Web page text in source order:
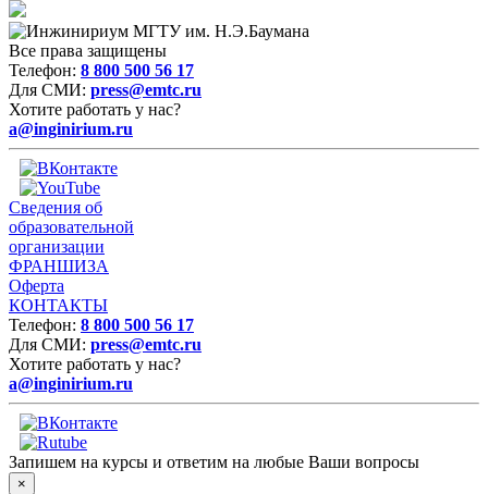
Все права защищены
Телефон: 8 800 500 56 17
Для СМИ: press@emtc.ru
Хотите работать у нас?
a@inginirium.ru
Сведения об
образовательной
организации
ФРАНШИЗА
Оферта
КОНТАКТЫ
Телефон: 8 800 500 56 17
Для СМИ: press@emtc.ru
Хотите работать у нас?
a@inginirium.ru
Запишем на курсы и ответим на любые Ваши вопросы
×